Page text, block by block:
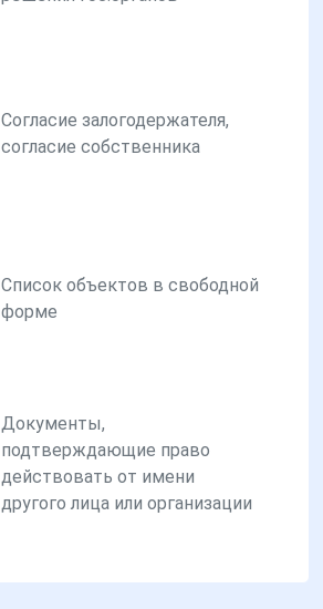
Согласие залогодержателя,
согласие собственника
Список объектов в свободной
форме
Документы,
подтверждающие право
действовать от имени
другого лица или организации